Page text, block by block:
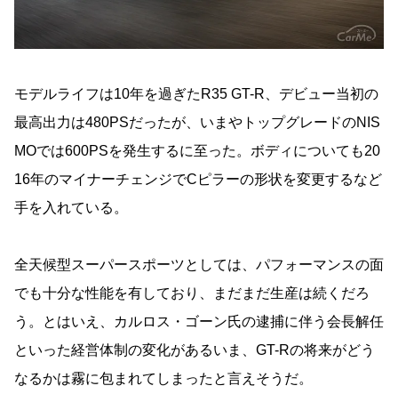
モデルライフは10年を過ぎたR35 GT-R、デビュー当初の
最高出力は480PSだったが、いまやトップグレードのNIS
MOでは600PSを発生するに至った。ボディについても20
16年のマイナーチェンジでCピラーの形状を変更するなど
手を入れている。
全天候型スーパースポーツとしては、パフォーマンスの面
でも十分な性能を有しており、まだまだ生産は続くだろ
う。とはいえ、カルロス・ゴーン氏の逮捕に伴う会長解任
といった経営体制の変化があるいま、GT-Rの将来がどう
なるかは霧に包まれてしまったと言えそうだ。